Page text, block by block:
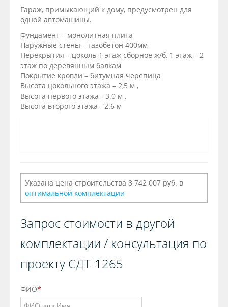
Гараж, примыкающий к дому, предусмотрен для
одной автомашины.
Фундамент – монолитная плита
Наружные стены – газобетон 400мм
Перекрытия – цоколь-1 этаж сборное ж/б, 1 этаж – 2
этаж по деревянным балкам
Покрытие кровли – битумная черепица
Высота цокольного этажа – 2,5 м ,
Высота первого этажа - 3.0 м ,
Высота второго этажа - 2.6 м
Указана цена строительства 8 742 007 руб. в
оптимальной комплектации
Запрос стоимости в другой
комплектации / консультация по
проекту СДТ-1265
ФИО*